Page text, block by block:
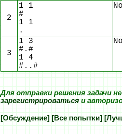
2
1 1
#
1 1
.
3
1 3
#.#
1 4
#..#
Для отправки решения задачи
зарегистрироватьсяи
[Обсуждение] [Все попытки]